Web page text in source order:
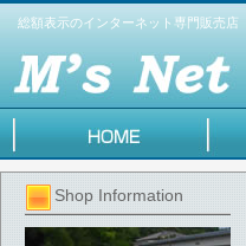
総額表示のインターネット専門販売店
Shop Information